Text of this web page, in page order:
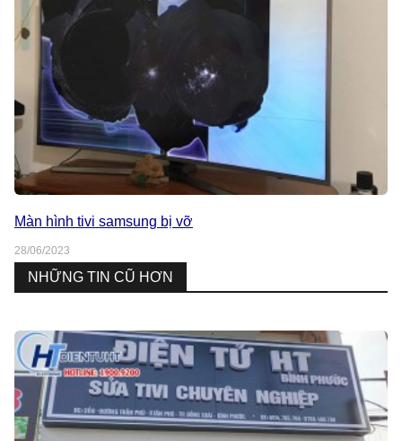
Màn hình tivi samsung bị vỡ
28/06/2023
NHỮNG TIN CŨ HƠN